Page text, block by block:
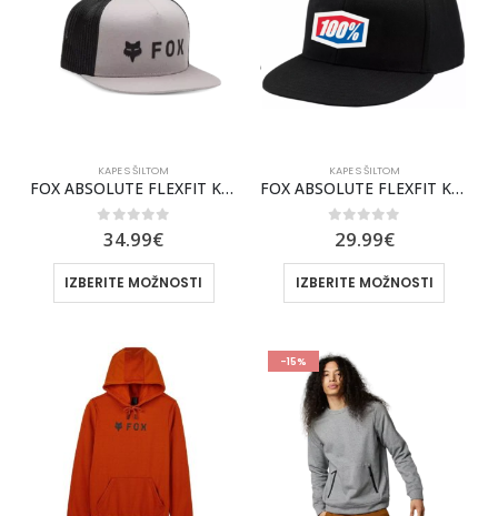
KAPE S ŠILTOM
FOX ABSOLUTE FLEXFIT KAPA S ŠILTOM [STL GRY]
0out of 5
34.99€
IZBERITE MOŽNOSTI
KAPE S ŠILTOM
FOX ABSOLUTE FLEXFIT KAPA S ŠILTOM [STL GRY] (Kopija)
0out of 5
29.99€
IZBERITE MOŽNOSTI
-15%